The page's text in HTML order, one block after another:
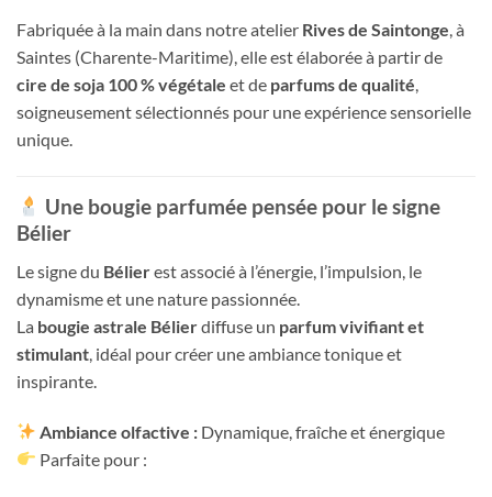
Fabriquée à la main dans notre atelier Rives de Saintonge, à
Saintes (Charente-Maritime), elle est élaborée à partir de
cire de soja 100 % végétale et de parfums de qualité,
soigneusement sélectionnés pour une expérience sensorielle
unique.
Une bougie parfumée pensée pour le signe
Bélier
Le signe du Bélierest associé à l’énergie, l’impulsion, le
dynamisme et une nature passionnée.
La bougie astrale Bélierdiffuse un parfum vivifiant et
stimulant , idéal pour créer une ambiance tonique et
inspirante.
Ambiance olfactive : Dynamique, fraîche et énergique
Parfaite pour :